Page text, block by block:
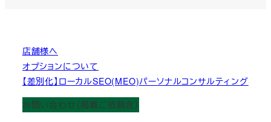
店舗様へ
オプションについて
【差別化】ローカルSEO(MEO)パーソナルコンサルティング
お問い合わせ（掲載ご依頼含）